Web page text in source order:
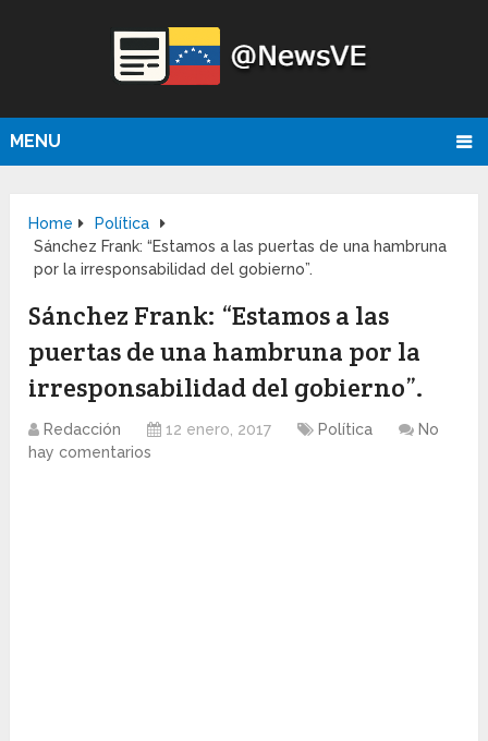
MENU
Home
Política
Sánchez Frank: “Estamos a las puertas de una hambruna
por la irresponsabilidad del gobierno”.
Sánchez Frank: “Estamos a las
puertas de una hambruna por la
irresponsabilidad del gobierno”.
Redacción 12 enero, 2017 Política
No
hay comentarios